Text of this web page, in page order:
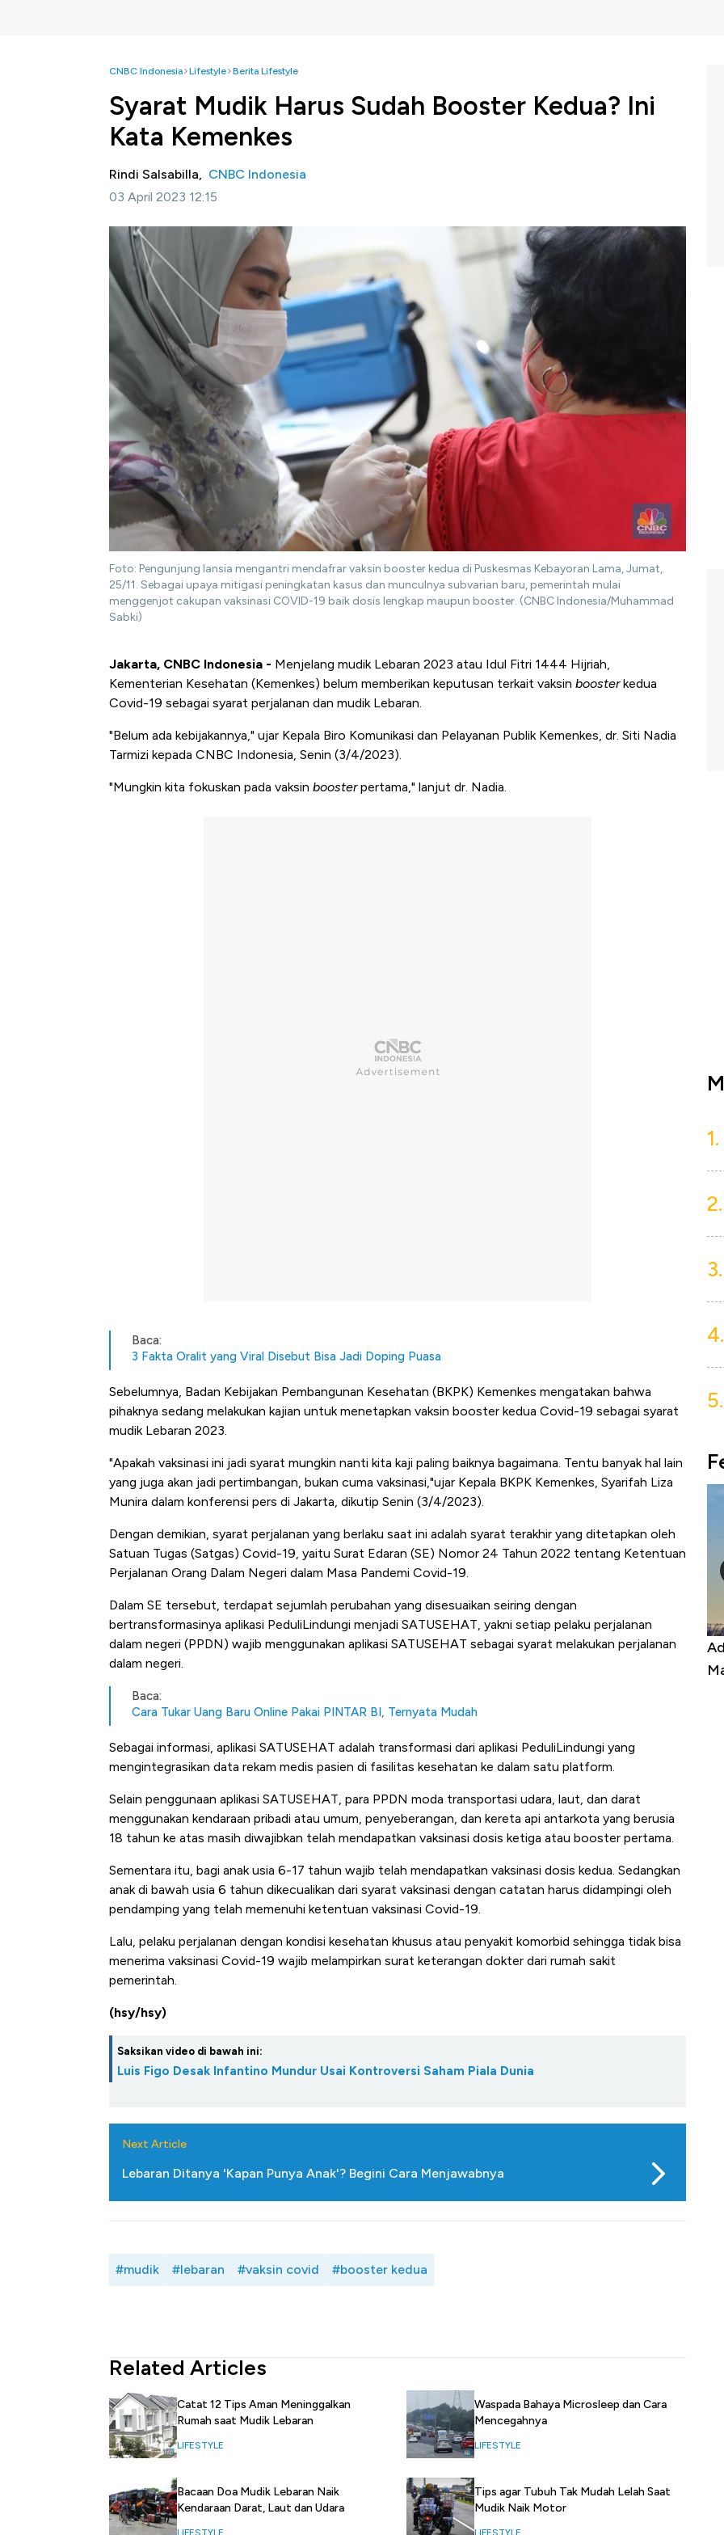
CNBC Indonesia Lifestyle Berita Lifestyle
Syarat Mudik Harus Sudah Booster Kedua? Ini
Kata Kemenkes
Rindi Salsabilla, CNBC Indonesia
03 April 2023 12:15
Foto: Pengunjung lansia mengantri mendafrar vaksin booster kedua di Puskesmas Kebayoran Lama, Jumat,
25/11. Sebagai upaya mitigasi peningkatan kasus dan munculnya subvarian baru, pemerintah mulai
menggenjot cakupan vaksinasi COVID-19 baik dosis lengkap maupun booster. (CNBC Indonesia/Muhammad
Sabki)
Jakarta, CNBC Indonesia - Menjelang mudik Lebaran 2023 atau Idul Fitri 1444 Hijriah,
Kementerian Kesehatan (Kemenkes) belum memberikan keputusan terkait vaksin boosterkedua
Covid-19 sebagai syarat perjalanan dan mudik Lebaran.
"Belum ada kebijakannya," ujar Kepala Biro Komunikasi dan Pelayanan Publik Kemenkes, dr. Siti Nadia
Tarmizi kepada CNBC Indonesia, Senin (3/4/2023).
"Mungkin kita fokuskan pada vaksin boosterpertama," lanjut dr. Nadia.
Baca:
3 Fakta Oralit yang Viral Disebut Bisa Jadi Doping Puasa
Sebelumnya, Badan Kebijakan Pembangunan Kesehatan (BKPK) Kemenkes mengatakan bahwa
pihaknya sedang melakukan kajian untuk menetapkan vaksin booster kedua Covid-19 sebagai syarat
mudik Lebaran 2023.
"Apakah vaksinasi ini jadi syarat mungkin nanti kita kaji paling baiknya bagaimana. Tentu banyak hal lain
yang juga akan jadi pertimbangan, bukan cuma vaksinasi,"ujar Kepala BKPK Kemenkes, Syarifah Liza
Munira dalam konferensi pers di Jakarta, dikutip Senin (3/4/2023).
Dengan demikian, syarat perjalanan yang berlaku saat ini adalah syarat terakhir yang ditetapkan oleh
Satuan Tugas (Satgas) Covid-19, yaitu Surat Edaran (SE) Nomor 24 Tahun 2022 tentang Ketentuan
Perjalanan Orang Dalam Negeri dalam Masa Pandemi Covid-19.
Dalam SE tersebut, terdapat sejumlah perubahan yang disesuaikan seiring dengan
bertransformasinya aplikasi PeduliLindungi menjadi SATUSEHAT, yakni setiap pelaku perjalanan
dalam negeri (PPDN) wajib menggunakan aplikasi SATUSEHAT sebagai syarat melakukan perjalanan
dalam negeri.
Baca:
Cara Tukar Uang Baru Online Pakai PINTAR BI, Ternyata Mudah
Sebagai informasi, aplikasi SATUSEHAT adalah transformasi dari aplikasi PeduliLindungi yang
mengintegrasikan data rekam medis pasien di fasilitas kesehatan ke dalam satu platform.
Selain penggunaan aplikasi SATUSEHAT, para PPDN moda transportasi udara, laut, dan darat
menggunakan kendaraan pribadi atau umum, penyeberangan, dan kereta api antarkota yang berusia
18 tahun ke atas masih diwajibkan telah mendapatkan vaksinasi dosis ketiga atau booster pertama.
Sementara itu, bagi anak usia 6-17 tahun wajib telah mendapatkan vaksinasi dosis kedua. Sedangkan
anak di bawah usia 6 tahun dikecualikan dari syarat vaksinasi dengan catatan harus didampingi oleh
pendamping yang telah memenuhi ketentuan vaksinasi Covid-19.
Lalu, pelaku perjalanan dengan kondisi kesehatan khusus atau penyakit komorbid sehingga tidak bisa
menerima vaksinasi Covid-19 wajib melampirkan surat keterangan dokter dari rumah sakit
pemerintah.
(hsy/hsy)
Saksikan video di bawah ini:
Luis Figo Desak Infantino Mundur Usai Kontroversi Saham Piala Dunia
Next Article
Lebaran Ditanya 'Kapan Punya Anak'? Begini Cara Menjawabnya
#mudik #lebaran #vaksin covid #booster kedua
Related Articles
Catat 12 Tips Aman Meninggalkan
Rumah saat Mudik Lebaran
LIFESTYLE
Bacaan Doa Mudik Lebaran Naik
Kendaraan Darat, Laut dan Udara
Waspada Bahaya Microsleep dan Cara
Mencegahnya
LIFESTYLE
Tips agar Tubuh Tak Mudah Lelah Saat
Mudik Naik Motor
LIFESTYLE
1.
2.
3.
4.
5.
Kongo Tutup Keran Ekspor, Harga